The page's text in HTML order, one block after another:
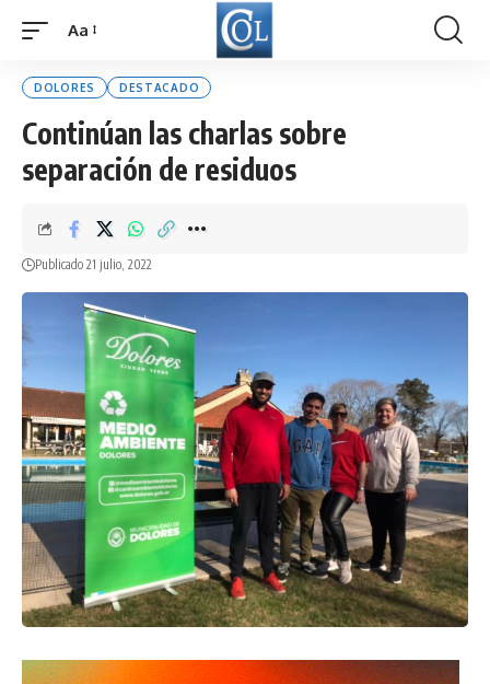
Font
Aa
DOLORES DESTACADO
Continúan las charlas sobre
separación de residuos
Publicado 21 julio, 2022